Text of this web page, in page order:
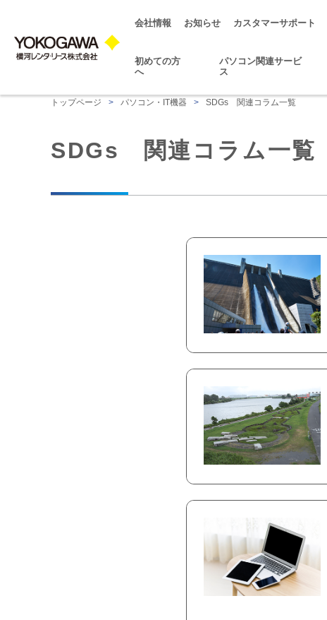
会社情報 お知らせ カスタマーサポート
初めての方
へ
パソコン関連サービ
ス
トップページ > パソコン・IT機器 > SDGs 関連コラム一覧
SDGs 関連コラム一覧